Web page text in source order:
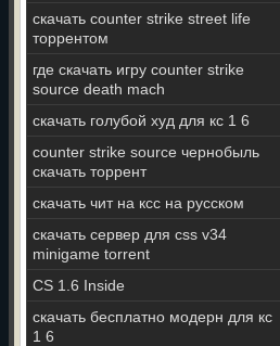
скачать counter strike street life
торрентом
где скачать игру counter strike
source death mach
скачать голубой худ для кс 1 6
counter strike source чернобыль
скачать торрент
скачать чит на ксс на русском
скачать сервер для css v34
minigame torrent
CS 1.6 Inside
скачать бесплатно модерн для кс
1 6